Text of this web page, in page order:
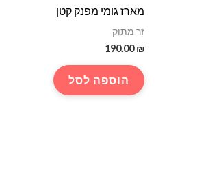
מארז גומי מפנק קטן
זר מתוק
190.00₪
הוספה לסל